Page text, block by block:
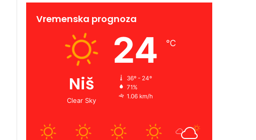
Vremenska prognoza
Niš
Clear Sky
24 ℃
36º - 24º
71%
1.06 km/h